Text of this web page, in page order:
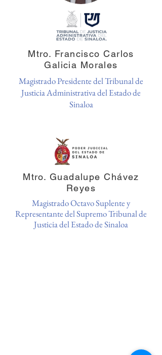
Mtro. Francisco Carlos
Galicia Morales
Magistrado Presidente del Tribunal de
Justicia Administrativa del Estado de
Sinaloa
Mtro. Guadalupe Chávez
Reyes
Magistrado Octavo Suplente y
Representante del Supremo Tribunal de
Justicia del Estado de Sinaloa